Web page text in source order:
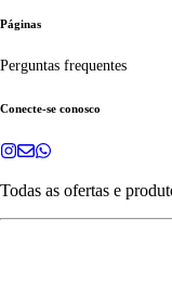
Páginas
Perguntas frequentes
Conecte-se conosco
Todas as ofertas e